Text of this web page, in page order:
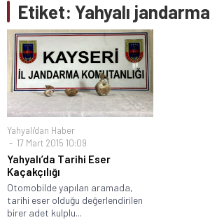
Etiket: Yahyalı jandarma
Yahyalı'dan Haber
17 Mart 2015 10:09
Yahyalı’da Tarihi Eser
Kaçakçılığı
Otomobilde yapılan aramada,
tarihi eser olduğu değerlendirilen
birer adet kulplu...